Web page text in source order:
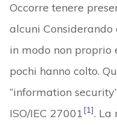
Occorre tenere
alcuni
in modo non proprio
pochi hanno colto.
“information
ISO/IEC 27001[1]. La